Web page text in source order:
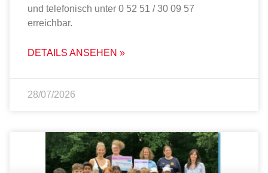
und telefonisch unter 0 52 51 / 30 09 57
erreichbar.
DETAILS ANSEHEN »
28/07/2026